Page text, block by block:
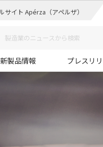
イト Apérza（アペルザ）
新製品情報 プレスリ